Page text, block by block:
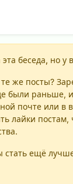
беседа, но у
же посты?
были раньше,
почте или в
лайки
стать ещё